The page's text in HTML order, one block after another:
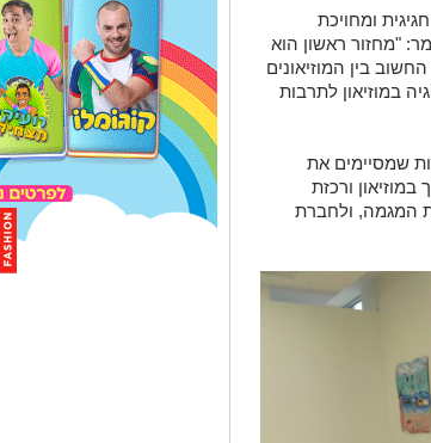
ומחויכת
"מחזור ראשון הוא
בין המוזיאונים
במוזיאון לתרבות
שמסיימים את
ורכזת
המגמה, ולחברת